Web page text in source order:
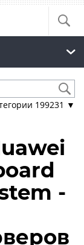
199231 ▼
-